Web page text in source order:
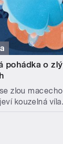
pohádka o
zlou
kouzelná víla.